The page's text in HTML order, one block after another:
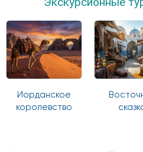
Иорданское
королевство